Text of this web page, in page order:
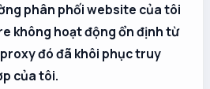
phân phối website của tôi
không hoạt động ổn định từ
đó đã khôi phục truy
của tôi.